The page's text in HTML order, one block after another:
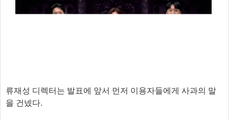
류재성 디렉터는 발표에 앞서 먼저 이용자들에게 사과의 말
을 건넸다.